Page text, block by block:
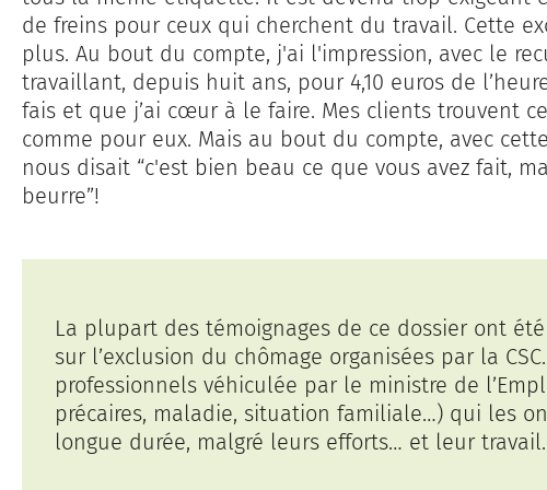
de freins pour ceux qui cherchent du travail. Cette
plus. Au bout du compte, j'ai l'impression, avec le
travaillant, depuis huit ans, pour 4,10 euros de
fais et que j’ai cœur à le faire. Mes clients trouvent
comme pour eux. Mais au bout du compte, avec
nous disait “c'est bien beau ce que vous avez fait,
beurre”!
La plupart des témoignages de ce dossier ont
sur l’exclusion du chômage organisées par la
professionnels véhiculée par le ministre de
précaires, maladie, situation familiale…) qui les
longue durée, malgré leurs efforts… et leur travail.